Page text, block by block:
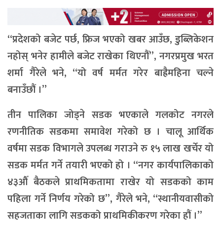
“प्रदेशको बजेट पर्छ, फ्रिज भएको खबर आउँछ, डुब्लिकेशन
नहोस् भनेर हामीले बजेट राखेका थिएनौं”, नगरप्रमुख भरत
शर्मा गैरेले भने, “यो वर्ष मर्मत गरेर बाह्रैमहिना चल्ने
बनाउँछौं ।”
तीन पालिका जोड्ने सडक भएकाले गलकोट नगरले
रणनीतिक सडकमा समावेश गरेको छ । चालू आर्थिक
वर्षमा सडक विभागले उपलब्ध गराउने रु १५ लाख खर्चेर यो
सडक मर्मत गर्ने तयारी भएको हो । “नगर कार्यपालिकाको
४३औँ बैठकले प्राथमिकतामा राखेर यो सडकको काम
पहिला गर्ने निर्णय गरेको छ”, गैरेले भने, “स्थानीयवासीको
सहजताका लागि सडकको प्राथमिकीकरण गरेका हौं ।”